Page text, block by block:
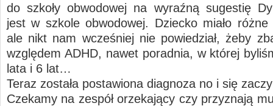
do szkoły obwodowej na wyraźną sugestię
jest w szkole obwodowej. Dziecko miało różne
ale nikt nam wcześniej nie powiedział, żeby
względem ADHD, nawet poradnia, w której
lata i 6 lat…
Teraz została postawiona diagnoza no i się
Czekamy na zespół orzekający czy przyznają